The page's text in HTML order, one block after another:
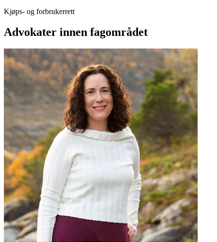
Kjøps- og forbrukerrett
Advokater innen fagområdet